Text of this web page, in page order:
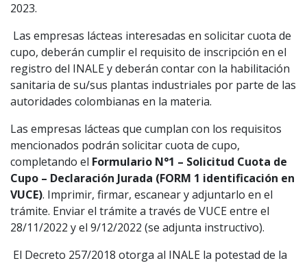
2023.
Las empresas lácteas interesadas en solicitar cuota de
cupo, deberán cumplir el requisito de inscripción en el
registro del INALE y deberán contar con la habilitación
sanitaria de su/sus plantas industriales por parte de las
autoridades colombianas en la materia.
Las empresas lácteas que cumplan con los requisitos
mencionados podrán solicitar cuota de cupo,
completando el Formulario N°1 – Solicitud Cuota de
Cupo – Declaración Jurada (FORM 1 identificación en
VUCE). Imprimir, firmar, escanear y adjuntarlo en el
trámite. Enviar el trámite a través de VUCE entre el
28/11/2022 y el 9/12/2022 (se adjunta instructivo).
El Decreto 257/2018 otorga al INALE la potestad de la